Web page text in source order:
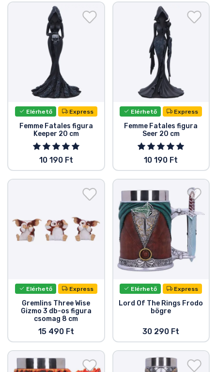
Elérhető Express
Femme Fatales figura
Keeper 20 cm
10 190 Ft
Elérhető Express
Femme Fatales figura
Seer 20 cm
10 190 Ft
Elérhető Express
Gremlins Three Wise
Gizmo 3 db-os figura
csomag 8 cm
15 490 Ft
Elérhető Express
Lord Of The Rings Frodo
bögre
30 290 Ft